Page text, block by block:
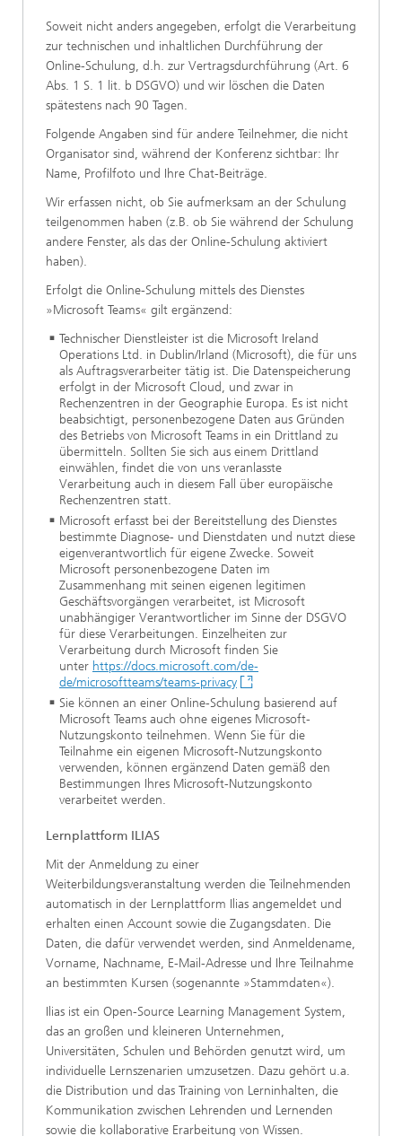
Soweit nicht anders angegeben, erfolgt die Verarbeitung
zur technischen und inhaltlichen Durchführung der
Online-Schulung, d.h. zur Vertragsdurchführung (Art. 6
Abs. 1 S. 1 lit. b DSGVO) und wir löschen die Daten
spätestens nach 90 Tagen.
Folgende Angaben sind für andere Teilnehmer, die nicht
Organisator sind, während der Konferenz sichtbar: Ihr
Name, Profilfoto und Ihre Chat-Beiträge.
Wir erfassen nicht, ob Sie aufmerksam an der Schulung
teilgenommen haben (z.B. ob Sie während der Schulung
andere Fenster, als das der Online-Schulung aktiviert
haben).
Erfolgt die Online-Schulung mittels des Dienstes
»Microsoft Teams« gilt ergänzend:
Technischer Dienstleister ist die Microsoft Ireland
Operations Ltd. in Dublin/Irland (Microsoft), die für uns
als Auftragsverarbeiter tätig ist. Die Datenspeicherung
erfolgt in der Microsoft Cloud, und zwar in
Rechenzentren in der Geographie Europa. Es ist nicht
beabsichtigt, personenbezogene Daten aus Gründen
des Betriebs von Microsoft Teams in ein Drittland zu
übermitteln. Sollten Sie sich aus einem Drittland
einwählen, findet die von uns veranlasste
Verarbeitung auch in diesem Fall über europäische
Rechenzentren statt.
Microsoft erfasst bei der Bereitstellung des Dienstes
bestimmte Diagnose- und Dienstdaten und nutzt diese
eigenverantwortlich für eigene Zwecke. Soweit
Microsoft personenbezogene Daten im
Zusammenhang mit seinen eigenen legitimen
Geschäftsvorgängen verarbeitet, ist Microsoft
unabhängiger Verantwortlicher im Sinne der DSGVO
für diese Verarbeitungen. Einzelheiten zur
Verarbeitung durch Microsoft finden Sie
unter https://docs.microsoft.com/de-
de/microsoftteams/teams-privacy
Sie können an einer Online-Schulung basierend auf
Microsoft Teams auch ohne eigenes Microsoft-
Nutzungskonto teilnehmen. Wenn Sie für die
Teilnahme ein eigenen Microsoft-Nutzungskonto
verwenden, können ergänzend Daten gemäß den
Bestimmungen Ihres Microsoft-Nutzungskonto
verarbeitet werden.
Lernplattform ILIAS
Mit der Anmeldung zu einer
Weiterbildungsveranstaltung werden die Teilnehmenden
automatisch in der Lernplattform Ilias angemeldet und
erhalten einen Account sowie die Zugangsdaten. Die
Daten, die dafür verwendet werden, sind Anmeldename,
Vorname, Nachname, E-Mail-Adresse und Ihre Teilnahme
an bestimmten Kursen (sogenannte »Stammdaten«).
Ilias ist ein Open-Source Learning Management System,
das an großen und kleineren Unternehmen,
Universitäten, Schulen und Behörden genutzt wird, um
individuelle Lernszenarien umzusetzen. Dazu gehört u.a.
die Distribution und das Training von Lerninhalten, die
Kommunikation zwischen Lehrenden und Lernenden
sowie die kollaborative Erarbeitung von Wissen.